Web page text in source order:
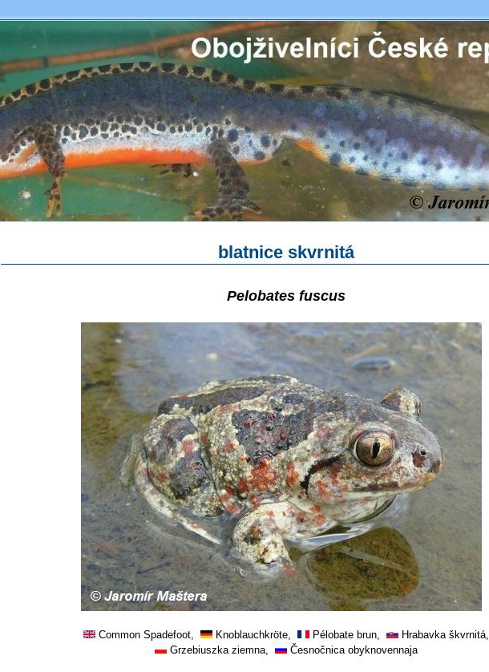
blatnice skvrnitá
Pelobates fuscus
Common Spadefoot, Knoblauchkröte, Pélobate brun,
Hrabavka škvrnitá,
Grzebiuszka ziemna,
Česnočnica obyknovennaja